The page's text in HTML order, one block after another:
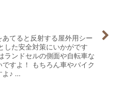
てると反射する屋外用シー
した安全対策にいかがです
ランドセルの側面や自転車な
ですよ！ もちろん車やバイク
よ♪ …